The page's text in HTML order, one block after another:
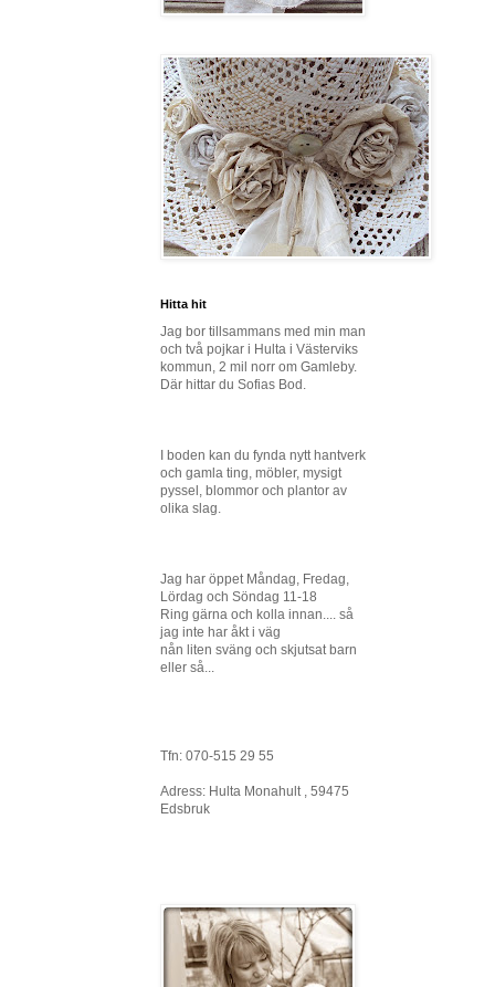
Hitta hit
Jag bor tillsammans med min man
och två pojkar i Hulta i Västerviks
kommun, 2 mil norr om Gamleby.
Där hittar du Sofias Bod.
I boden kan du fynda nytt hantverk
och gamla ting, möbler, mysigt
pyssel, blommor och plantor av
olika slag.
Jag har öppet Måndag, Fredag,
Lördag och Söndag 11-18
Ring gärna och kolla innan.... så
jag inte har åkt i väg
nån liten sväng och skjutsat barn
eller så...
Tfn: 070-515 29 55
Adress: Hulta Monahult , 59475
Edsbruk